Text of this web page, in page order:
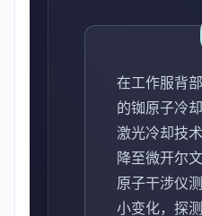
在工作服背
的铷原子冷
激光冷却技
降至微开尔
原子干涉仪
小变化，探